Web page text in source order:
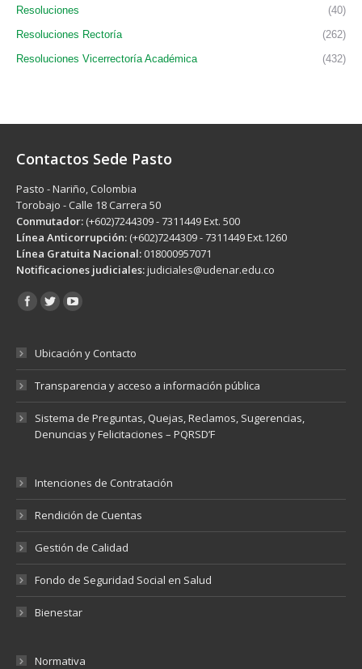
Resoluciones
(40)
Resoluciones Rectoría
(262)
Resoluciones Vicerrectoría Académica
(432)
Contactos Sede Pasto
Pasto - Nariño, Colombia
Torobajo - Calle 18 Carrera 50
Conmutador: (+602)7244309 - 7311449 Ext. 500
Línea Anticorrupción: (+602)7244309 - 7311449 Ext.1260
Línea Gratuita Nacional: 018000957071
Notificaciones judiciales:judiciales@udenar.edu.co
Encuéntranos en:
Ubicación y Contacto
Transparencia y acceso a información pública
Sistema de Preguntas, Quejas, Reclamos, Sugerencias,
Denuncias y Felicitaciones – PQRSD’F
Intenciones de Contratación
Rendición de Cuentas
Gestión de Calidad
Fondo de Seguridad Social en Salud
Bienestar
Normativa